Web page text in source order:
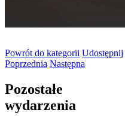
Powrót do kategorii Udostępnij
Poprzednia Następna
Pozostałe
wydarzenia